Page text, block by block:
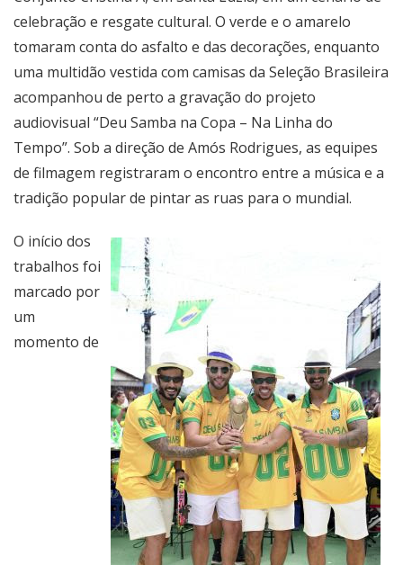
celebração e resgate cultural. O verde e o amarelo
tomaram conta do asfalto e das decorações, enquanto
uma multidão vestida com camisas da Seleção Brasileira
acompanhou de perto a gravação do projeto
audiovisual “Deu Samba na Copa – Na Linha do
Tempo”. Sob a direção de Amós Rodrigues, as equipes
de filmagem registraram o encontro entre a música e a
tradição popular de pintar as ruas para o mundial.
O início dos
trabalhos foi
marcado por
um
momento de